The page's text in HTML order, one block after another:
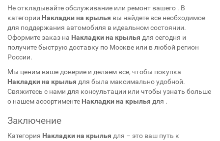
Не откладывайте обслуживание или ремонт вашего . В
категории Накладки на крылья вы найдете все необходимое
для поддержания автомобиля в идеальном состоянии.
Оформите заказ на Накладки на крылья для сегодня и
получите быструю доставку по Москве или в любой регион
России.
Мы ценим ваше доверие и делаем все, чтобы покупка
Накладки на крылья для была максимально удобной.
Свяжитесь с нами для консультации или чтобы узнать больше
о нашем ассортименте Накладки на крылья для .
Заключение
Категория Накладки на крылья для – это ваш путь к